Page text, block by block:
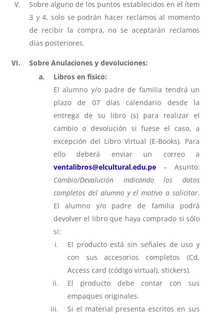
Sobre alguno de los puntos establecidos en el ítem
3 y 4, solo se podrán hacer reclamos al momento
de recibir la compra, no se aceptarán reclamos
días posteriores.
Sobre Anulaciones y devoluciones:
Libros en físico:
El alumno y/o padre de familia tendrá un
plazo de 07 días calendario desde la
entrega de su libro (s) para realizar el
cambio o devolución si fuese el caso, a
excepción del Libro Virtual (E-Books). Para
ello deberá enviar un correo a
ventalibros@elcultural.edu.pe– Asunto:
Cambio/Devolución indicando los datos
completos del alumno y el motivo a solicitar.
El alumno y/o padre de familia podrá
devolver el libro que haya comprado si sólo
si:
El producto está sin señales de uso y
con sus accesorios completos (Cd,
Access card (código virtual), stickers).
El producto debe contar con sus
empaques originales.
Si el material presenta escritos en sus